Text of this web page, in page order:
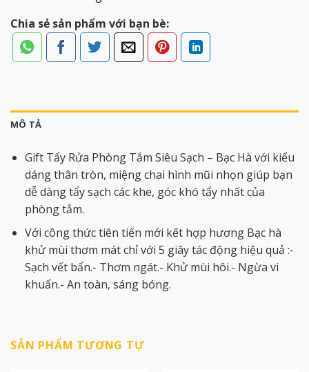
Chia sẻ sản phẩm với bạn bè:
MÔ TẢ
Gift Tẩy Rửa Phòng Tắm Siêu Sạch – Bạc Hà với kiểu
dáng thân tròn, miệng chai hình mũi nhọn giúp bạn
dễ dàng tẩy sạch các khe, góc khó tẩy nhất của
phòng tắm.
Với công thức tiên tiến mới kết hợp hương Bạc hà
khử mùi thơm mát chỉ với 5 giây tác động hiệu quả :-
Sạch vết bẩn.- Thơm ngát.- Khử mùi hôi.- Ngừa vi
khuẩn.- An toàn, sáng bóng.
SẢN PHẨM TƯƠNG TỰ